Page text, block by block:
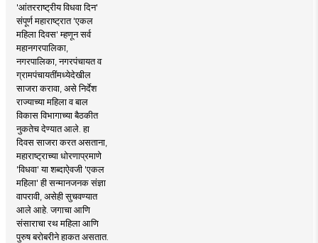
'आंतरराष्ट्रीय विधवा दिन'
संपूर्ण महाराष्ट्रात 'एकल
महिला दिवस' म्हणून सर्व
महानगरपालिका,
नगरपालिका, नगरपंचायत व
ग्रामपंचायतींमध्येदेखील
साजरा करावा, असे निर्देश
राज्याच्या महिला व बाल
विकास विभागाच्या बैठकीत
नुकतेच देण्यात आले. हा
दिवस साजरा करत असताना,
महाराष्ट्राच्या धोरणाप्रमाणे
'विधवा' या शब्दाऐवजी 'एकल
महिला' ही सन्मानजनक संज्ञा
वापरावी, असेही सुचवण्यात
आले आहे. जगाचा आणि
संसाराचा रथ महिला आणि
पुरुष बरोबरीने हाकत असतात.